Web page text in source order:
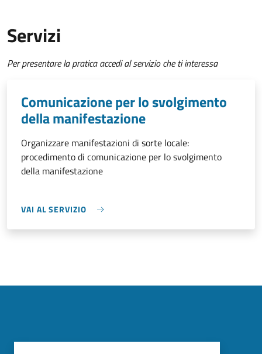
Servizi
Per presentare la pratica accedi al servizio che ti interessa
Comunicazione per lo svolgimento
della manifestazione
Organizzare manifestazioni di sorte locale:
procedimento di comunicazione per lo svolgimento
della manifestazione
VAI AL SERVIZIO